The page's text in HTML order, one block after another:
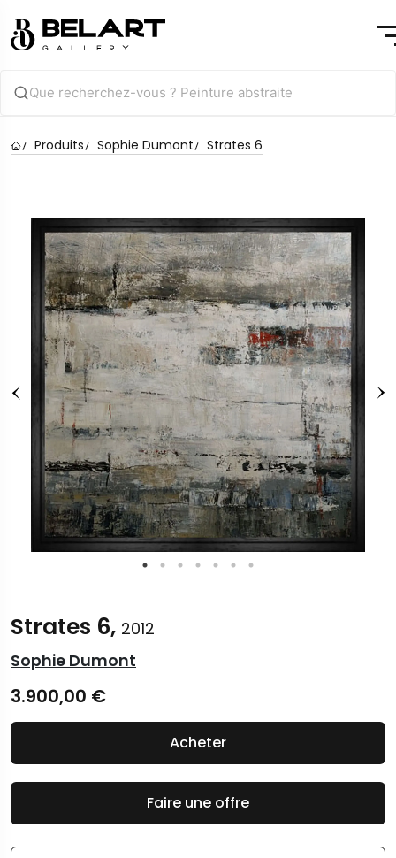
Produits Sophie Dumont Strates 6
Strates 6, 2012
Sophie Dumont
3.900,00 €
Faire une offre
Acheter